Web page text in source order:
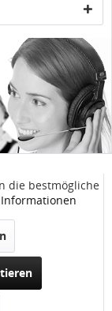
Aktiv
Inaktiv
Inaktiv
die bestmögliche